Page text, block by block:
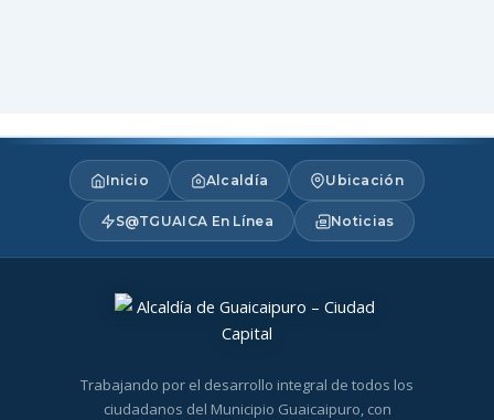
Inicio Alcaldía Ubicación
S@TGUAICA En Línea Noticias
Trabajando por el desarrollo integral de todos los
ciudadanos del Municipio Guaicaipuro, con